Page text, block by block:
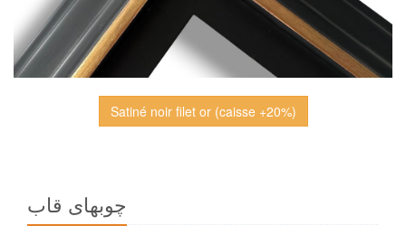
Satiné noir filet or (caisse +20%)
چوبهاى قاب